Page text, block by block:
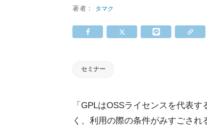
著者： タマク
セミナー
「GPLはOSSライセンスを代表
く、利用の際の条件がみすごさ